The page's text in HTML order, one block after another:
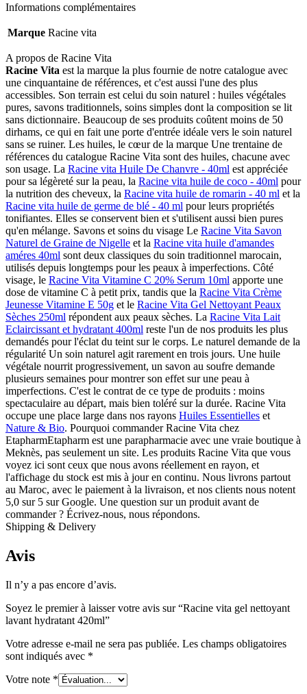
Informations complémentaires
Marque Racine vita
A propos de Racine Vita
Racine Vita est la marque la plus fournie de notre catalogue avec
une cinquantaine de références, et c'est aussi l'une des plus
accessibles. Son terrain est celui du soin naturel : huiles végétales
pures, savons traditionnels, soins simples dont la composition se lit
sans dictionnaire. Beaucoup de ses produits coûtent moins de 50
dirhams, ce qui en fait une porte d'entrée idéale vers le soin naturel
sans se ruiner. Les huiles, le cœur de la marque Une trentaine de
références du catalogue Racine Vita sont des huiles, chacune avec
son usage. La Racine vita Huile De Chanvre - 40ml est appréciée
pour sa légèreté sur la peau, la Racine vita huile de coco - 40ml pour
la nutrition des cheveux, la Racine vita huile de romarin - 40 ml et la
Racine vita huile de germe de blé - 40 ml pour leurs propriétés
tonifiantes. Elles se conservent bien et s'utilisent aussi bien pures
qu'en mélange. Savons et soins du visage Le Racine Vita Savon
Naturel de Graine de Nigelle et la Racine vita huile d'amandes
améres 40ml sont deux classiques du soin traditionnel marocain,
utilisés depuis longtemps pour les peaux à imperfections. Côté
visage, le Racine Vita Vitamine C 20% Serum 10ml apporte une
dose de vitamine C à petit prix, tandis que la Racine Vita Crème
Jeunesse Vitamine E 50g et le Racine Vita Gel Nettoyant Peaux
Sèches 250ml répondent aux peaux sèches. La Racine Vita Lait
Eclaircissant et hydratant 400ml reste l'un de nos produits les plus
demandés pour l'éclat du teint sur le corps. Le naturel demande de la
régularité Un soin naturel agit rarement en trois jours. Une huile
végétale nourrit progressivement, un savon au soufre demande
plusieurs semaines pour montrer son effet sur une peau à
imperfections. C'est le contrat de ce type de produits : moins
spectaculaire au départ, mais bien toléré sur la durée. Racine Vita
occupe une place large dans nos rayons Huiles Essentielles et
Nature & Bio. Pourquoi commander Racine Vita chez
EtapharmEtapharm est une parapharmacie avec une vraie boutique à
Meknès, pas seulement un site. Les produits Racine Vita que vous
voyez ici sont ceux que nous avons réellement en rayon, et
l'affichage du stock est mis à jour en continu. Nous livrons partout
au Maroc, avec le paiement à la livraison, et nos clients nous notent
5,0 sur 5 sur Google. Une question sur un produit avant de
commander ? Écrivez-nous, nous répondons.
Shipping & Delivery
Avis
Il n’y a pas encore d’avis.
Soyez le premier à laisser votre avis sur “Racine vita gel nettoyant
lavant hydratant 420ml”
Votre adresse e-mail ne sera pas publiée. Les champs obligatoires
sont indiqués avec *
Votre note *